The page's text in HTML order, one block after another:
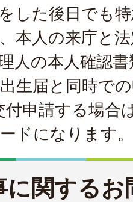
した後日でも
本人の来庁と
人の本人確認
生届と同時で
付申請する場合
ドになります
に関する